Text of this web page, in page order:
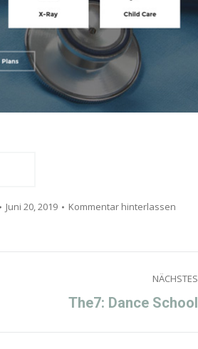
Juni 20, 2019 Kommentar hinterlassen
NÄCHSTES
The7: Dance School